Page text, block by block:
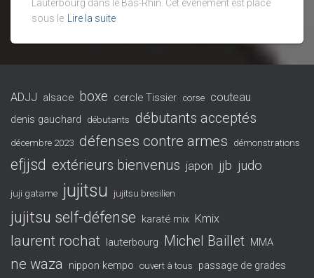
Lauterbourg dans le Bas-Rhin. Cet événement est placé
sous le
Lire la suite
ADJJ alsace boxe cercle Tissier corse couteau
denis gauchard débutants débutants acceptés
décembre 2023 défenses contre armes démonstrations
efjjsd extérieurs bienvenus japon jjb judo
juji gatame jujitsu jujitsu bresilien
jujitsu self-défense karaté mix Kmix
laurent rochat lauterbourg Michel Baillet MMA
ne waza nippon kempo ouvert à tous passage de grades